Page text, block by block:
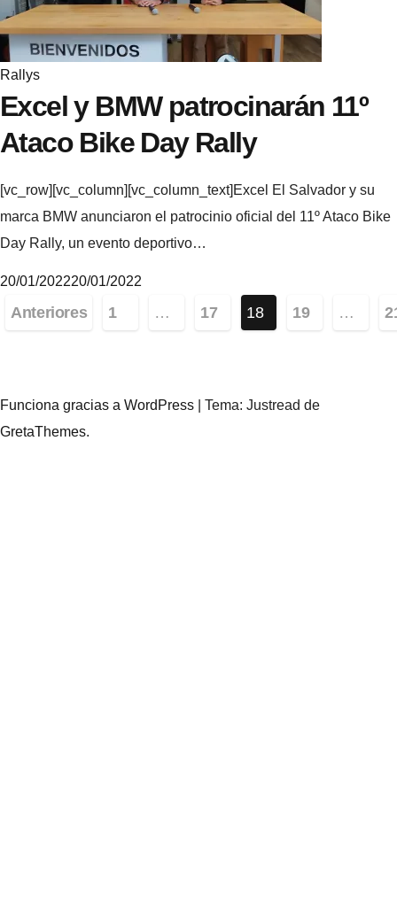
Rallys
Excel y BMW patrocinarán 11º
Ataco Bike Day Rally
[vc_row][vc_column][vc_column_text]Excel El Salvador y su
marca BMW anunciaron el patrocinio oficial del 11º Ataco Bike
Day Rally, un evento deportivo…
20/01/202220/01/2022
Paginación
Anteriores 1 … 17 18 19 …
Funciona gracias a WordPress
Tema: Justread de
GretaThemes.